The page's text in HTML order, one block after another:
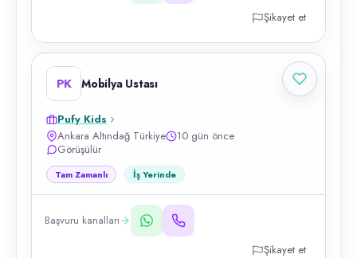
Şikayet et
PK Mobilya Ustası
Pufy Kids
Ankara Altındağ Türkiye
10 gün önce
Görüşülür
Tam Zamanlı İş Yerinde
Başvuru kanalları
Şikayet et